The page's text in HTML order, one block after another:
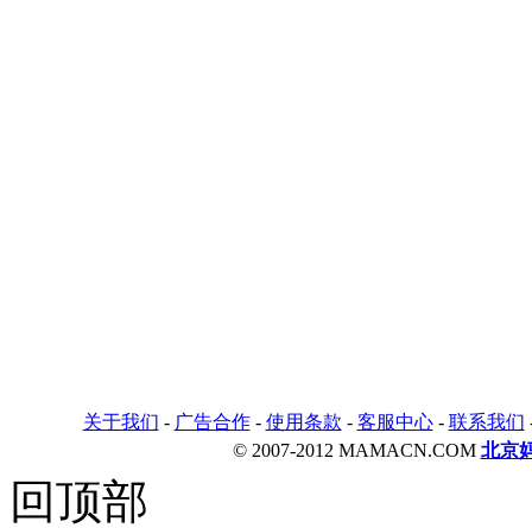
关于我们 - 广告合作- 使用条款 - 客服中心- 联系我们
© 2007-2012 MAMACN.COM 北京
回顶部